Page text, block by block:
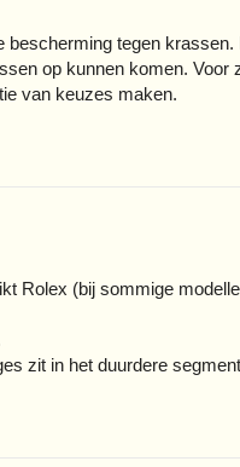
bescherming tegen
op kunnen komen.
van keuzes maken.
Rolex (bij sommige
zit in het duurdere